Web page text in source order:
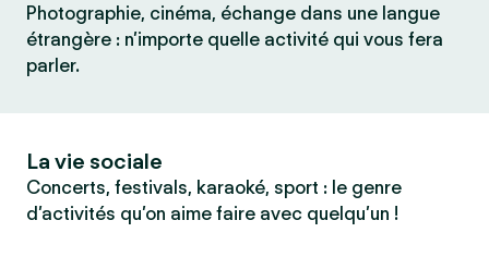
Photographie, cinéma, échange dans une langue
étrangère : n’importe quelle activité qui vous fera
parler.
La vie sociale
Concerts, festivals, karaoké, sport : le genre
d’activités qu’on aime faire avec quelqu’un !